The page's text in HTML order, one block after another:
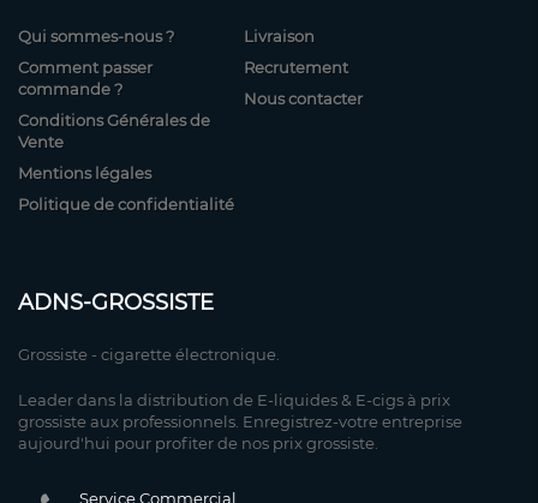
Qui sommes-nous ?
Comment passer
commande ?
Conditions Générales de
Vente
Mentions légales
Politique de confidentialité
Livraison
Recrutement
Nous contacter
ADNS-GROSSISTE
Grossiste - cigarette électronique.
Leader dans la distribution de E-liquides & E-cigs à prix
grossiste aux professionnels. Enregistrez-votre entreprise
aujourd'hui pour profiter de nos prix grossiste.
Service Commercial